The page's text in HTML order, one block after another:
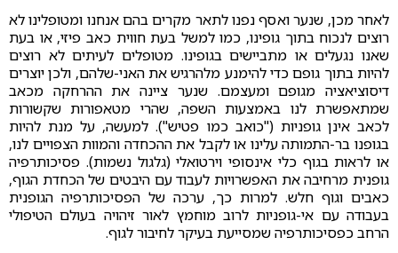
לאחר מכן, שנער ואסף נפנו לתאר מקרים בהם אנחנו ומטופלינו לא
רוצים לנכוח בתוך גופינו, כמו למשל בעת חווית כאב פיזי, או בעת
שאנו נגעלים או מתביישים בגופינו. מטופלים לעיתים לא רוצים
להיות בתוך גופם כדי להימנע מלהרגיש את האני-שלהם, ולכן יוצרים
דיסוציאציה מגופם ומעצמם. שנער ציינה את ההרחקה מכאב
שמתאפשרת לנו באמצעות השפה, שהרי מטאפורות שקשורות
לכאב אינן גופניות ("כואב כמו פטיש"). למעשה, על מנת להיות
בגופנו בר-התמותה עלינו או לקבל את ההכחדה והמוות הצפויים לנו,
או לראות בגוף כלי אינסופי וירטואלי (גלגול נשמות). פסיכותרפיה
גופנית מרחיבה את האפשרויות לעבוד עם היבטים של הכחדת הגוף,
כאבים וגוף חלש. למרות כך, ערכה של הפסיכותרפיה הגופנית
בעבודה עם אי-גופניות לרוב מוחמץ לאור זיהויה בעולם הטיפולי
הרחב כפסיכותרפיה שמסייעת בעיקר לחיבור לגוף.